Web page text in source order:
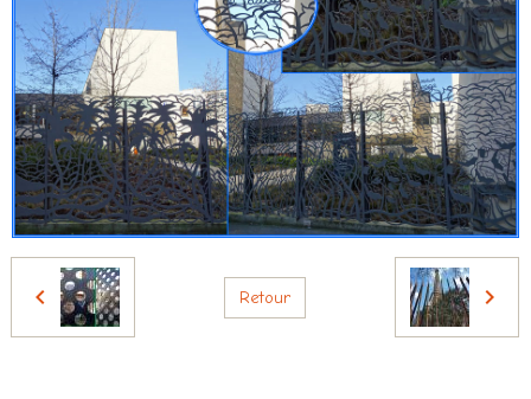
Retour